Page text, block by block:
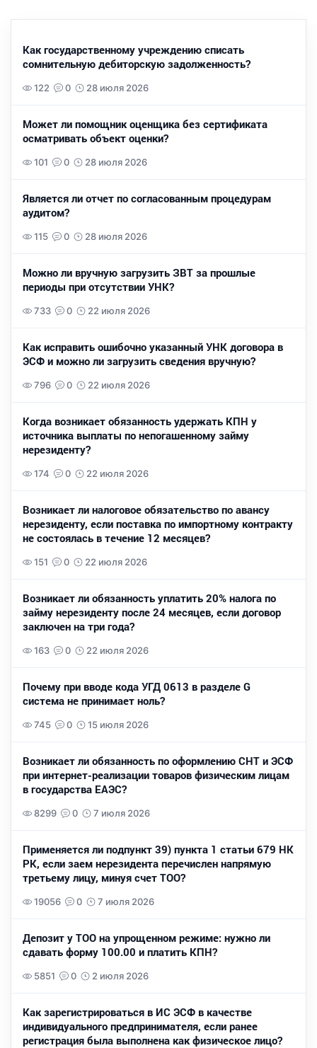
Как государственному учреждению списать
сомнительную дебиторскую задолженность?
122 0 28 июля 2026
Может ли помощник оценщика без сертификата
осматривать объект оценки?
101 0 28 июля 2026
Является ли отчет по согласованным процедурам
аудитом?
115 0 28 июля 2026
Можно ли вручную загрузить ЗВТ за прошлые
периоды при отсутствии УНК?
733 0 22 июля 2026
Как исправить ошибочно указанный УНК договора в
ЭСФ и можно ли загрузить сведения вручную?
796 0 22 июля 2026
Когда возникает обязанность удержать КПН у
источника выплаты по непогашенному займу
нерезиденту?
174 0 22 июля 2026
Возникает ли налоговое обязательство по авансу
нерезиденту, если поставка по импортному контракту
не состоялась в течение 12 месяцев?
151 0 22 июля 2026
Возникает ли обязанность уплатить 20% налога по
займу нерезиденту после 24 месяцев, если договор
заключен на три года?
163 0 22 июля 2026
Почему при вводе кода УГД 0613 в разделе G
система не принимает ноль?
745 0 15 июля 2026
Возникает ли обязанность по оформлению СНТ и ЭСФ
при интернет-реализации товаров физическим лицам
в государства ЕАЭС?
8299 0 7 июля 2026
Применяется ли подпункт 39) пункта 1 статьи 679 НК
РК, если заем нерезидента перечислен напрямую
третьему лицу, минуя счет ТОО?
19056 0 7 июля 2026
Депозит у ТОО на упрощенном режиме: нужно ли
сдавать форму 100.00 и платить КПН?
5851 0 2 июля 2026
Как зарегистрироваться в ИС ЭСФ в качестве
индивидуального предпринимателя, если ранее
регистрация была выполнена как физическое лицо?